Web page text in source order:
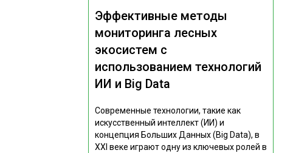
Эффективные методы
мониторинга лесных
экосистем с
использованием технологий
ИИ и Big Data
Современные технологии, такие как
искусственный интеллект (ИИ) и
концепция Больших Данных (Big Data), в
XXI веке играют одну из ключевых ролей в